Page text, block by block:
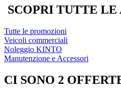
SCOPRI TUTTE
Tutte le promozioni
Veicoli commerciali
Noleggio KINTO
Manutenzione e Accessori
CI SONO 2